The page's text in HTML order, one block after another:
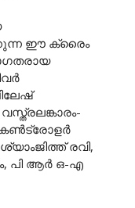
ഈ ക്രൈം
രവി,
പി ആർ ഒ-എ